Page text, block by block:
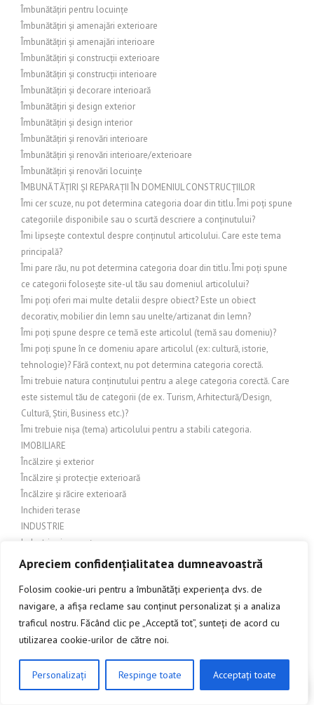
Apreciem confidențialitatea dumneavoastră
Folosim cookie-uri pentru a îmbunătăți experiența dvs. de
navigare, a afișa reclame sau conținut personalizat și a analiza
traficul nostru. Făcând clic pe „Acceptă tot”, sunteți de acord cu
utilizarea cookie-urilor de către noi.
Personalizați Respinge toate Acceptați toate
Îmbunătățiri pentru locuințe
Îmbunătățiri și amenajări exterioare
Îmbunătățiri și amenajări interioare
Îmbunătățiri și construcții exterioare
Îmbunătățiri și construcții interioare
Îmbunătățiri și decorare interioară
Îmbunătățiri și design exterior
Îmbunătățiri și design interior
Îmbunătățiri și renovări interioare
Îmbunătățiri și renovări interioare/exterioare
Îmbunătățiri și renovări locuințe
ÎMBUNĂTĂȚIRI ȘI REPARAȚII ÎN DOMENIUL CONSTRUCȚIILOR
Îmi cer scuze, nu pot determina categoria doar din titlu. Îmi poți spune
categoriile disponibile sau o scurtă descriere a conținutului?
Îmi lipsește contextul despre conținutul articolului. Care este tema
principală?
Îmi pare rău, nu pot determina categoria doar din titlu. Îmi poți spune
ce categorii folosește site-ul tău sau domeniul articolului?
Îmi poți oferi mai multe detalii despre obiect? Este un obiect
decorativ, mobilier din lemn sau unelte/artizanat din lemn?
Îmi poți spune despre ce temă este articolul (temă sau domeniu)?
Îmi poți spune în ce domeniu apare articolul (ex: cultură, istorie,
tehnologie)? Fără context, nu pot determina categoria corectă.
Îmi trebuie natura conținutului pentru a alege categoria corectă. Care
este sistemul tău de categorii (de ex. Turism, Arhitectură/Design,
Cultură, Știri, Business etc.)?
Îmi trebuie nișa (tema) articolului pentru a stabili categoria.
IMOBILIARE
Încălzire și exterior
Încălzire și protecție exterioară
Încălzire și răcire exterioară
Inchideri terase
INDUSTRIE
Industrie și comerț
Industrie și Manufactură
Industrie și servicii
Industrie textilă
INGINERIE
Îngrijire balcon
Îngrijire grădină
Îngrijire grădină și amenajări exterioare
CLICK AICI PENTRU A DISCUTA